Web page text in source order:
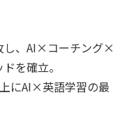
し、AI×コーチング×
を確立。
にAI×英語学習の最